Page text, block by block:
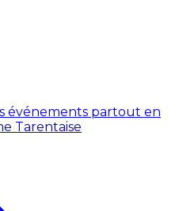
événements partout en
Tarentaise